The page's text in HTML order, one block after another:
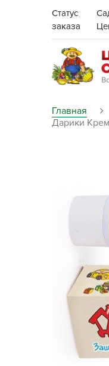
Статус
заказа
Газонная
Ёмкости
Кашпо,
керамика
растения
Главная
Дарики